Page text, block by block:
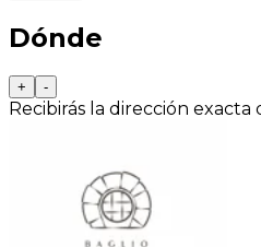
Dónde
+ -
Recibirás la dirección exacta